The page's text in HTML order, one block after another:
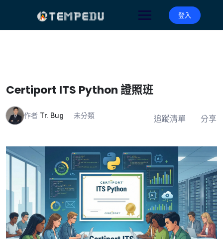
登入
Certiport ITS Python 證照班
作者 Tr. Bug 未分類 追蹤清單 分享